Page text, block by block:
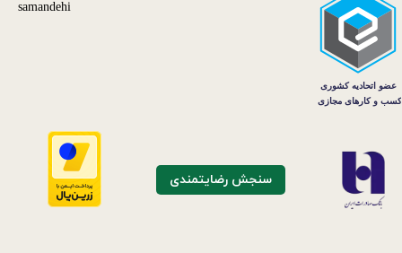
سنجش رضایتمندی